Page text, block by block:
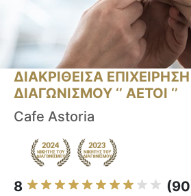
ΔΙΑΚΡΙΘΕΙΣΑ
ΔΙΑΓΩΝΙΣΜΟΥ ‘’ ΑΕΤΟΙ ‘’
Cafe Astoria
8